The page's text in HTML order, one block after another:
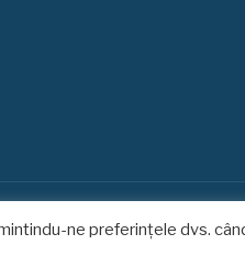
copii - Right Hand -
ne preferințele dvs.